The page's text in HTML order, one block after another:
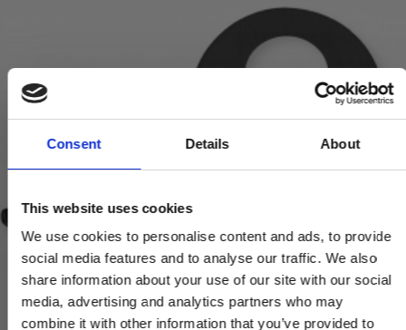
Consent Details About
This website uses cookies
We use cookies to personalise content and ads, to provide
social media features and to analyse our traffic. We also
share information about your use of our site with our social
media, advertising and analytics partners who may
combine it with other information that you’ve provided to